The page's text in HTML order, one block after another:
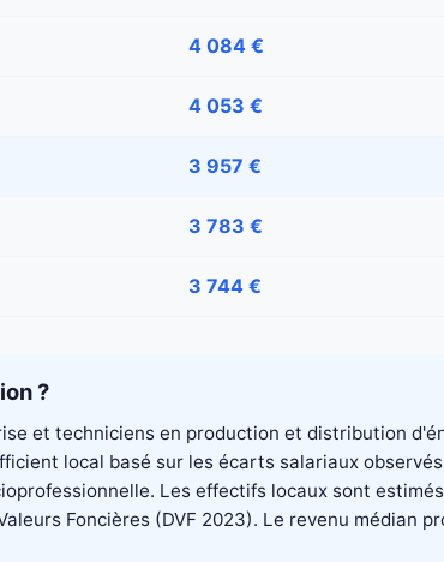
4 084 €
4 053 €
3 957 €
3 783 €
3 744 €
?
et techniciens en production et distribution
local basé sur les écarts salariaux
Les effectifs locaux sont
Foncières (DVF 2023). Le revenu médian